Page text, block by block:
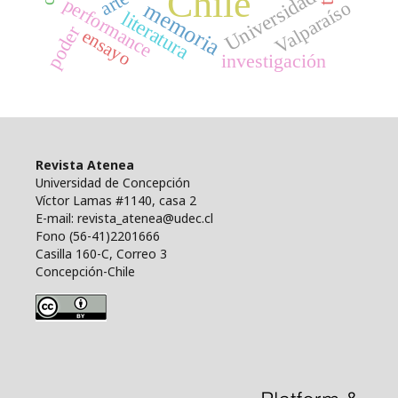
memoriaUniversidad
literatura
performance investigación
Valparaíso
poderensayo
Revista Atenea
Universidad de Concepción
Víctor Lamas #1140, casa 2
E-mail: revista_atenea@udec.cl
Fono (56-41)2201666
Casilla 160-C, Correo 3
Concepción-Chile